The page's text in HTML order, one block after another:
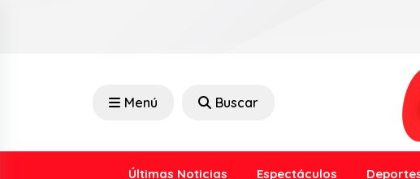
Menú Buscar
Últimas Noticias Espectáculos